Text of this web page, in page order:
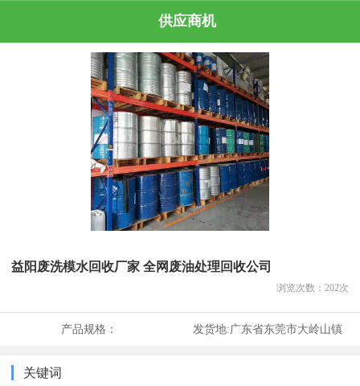
供应商机
益阳废洗模水回收厂家 全网废油处理回收公司
浏览次数： 202次
产品规格： 发货地:广东省东莞市大岭山镇
关键词